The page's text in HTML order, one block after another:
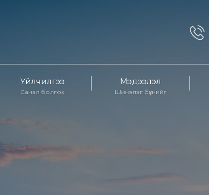
Үйлчилгээ
Санал болгох
Мэдээлэл
Шинэлэг бүхнийг